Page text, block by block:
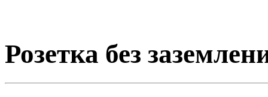
Розетка без